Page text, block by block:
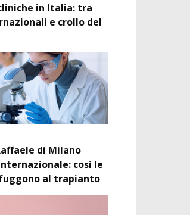
in Italia: tra
e crollo del
di Milano
così le
al trapianto